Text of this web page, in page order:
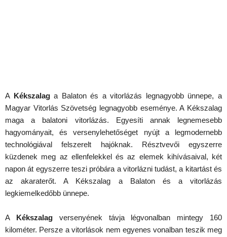
A Kékszalaga Balaton és a vitorlázás legnagyobb ünnepe, a
Magyar Vitorlás Szövetség legnagyobb eseménye. A Kékszalag
maga a balatoni vitorlázás. Egyesíti annak legnemesebb
hagyományait, és versenylehetőséget nyújt a legmodernebb
technológiával felszerelt hajóknak. Résztvevői egyszerre
küzdenek meg az ellenfelekkel és az elemek kihívásaival, két
napon át egyszerre teszi próbára a vitorlázni tudást, a kitartást és
az akaraterőt. A Kékszalag a Balaton és a vitorlázás
legkiemelkedőbb ünnepe.
A Kékszalagversenyének távja légvonalban mintegy 160
kilométer. Persze a vitorlások nem egyenes vonalban teszik meg